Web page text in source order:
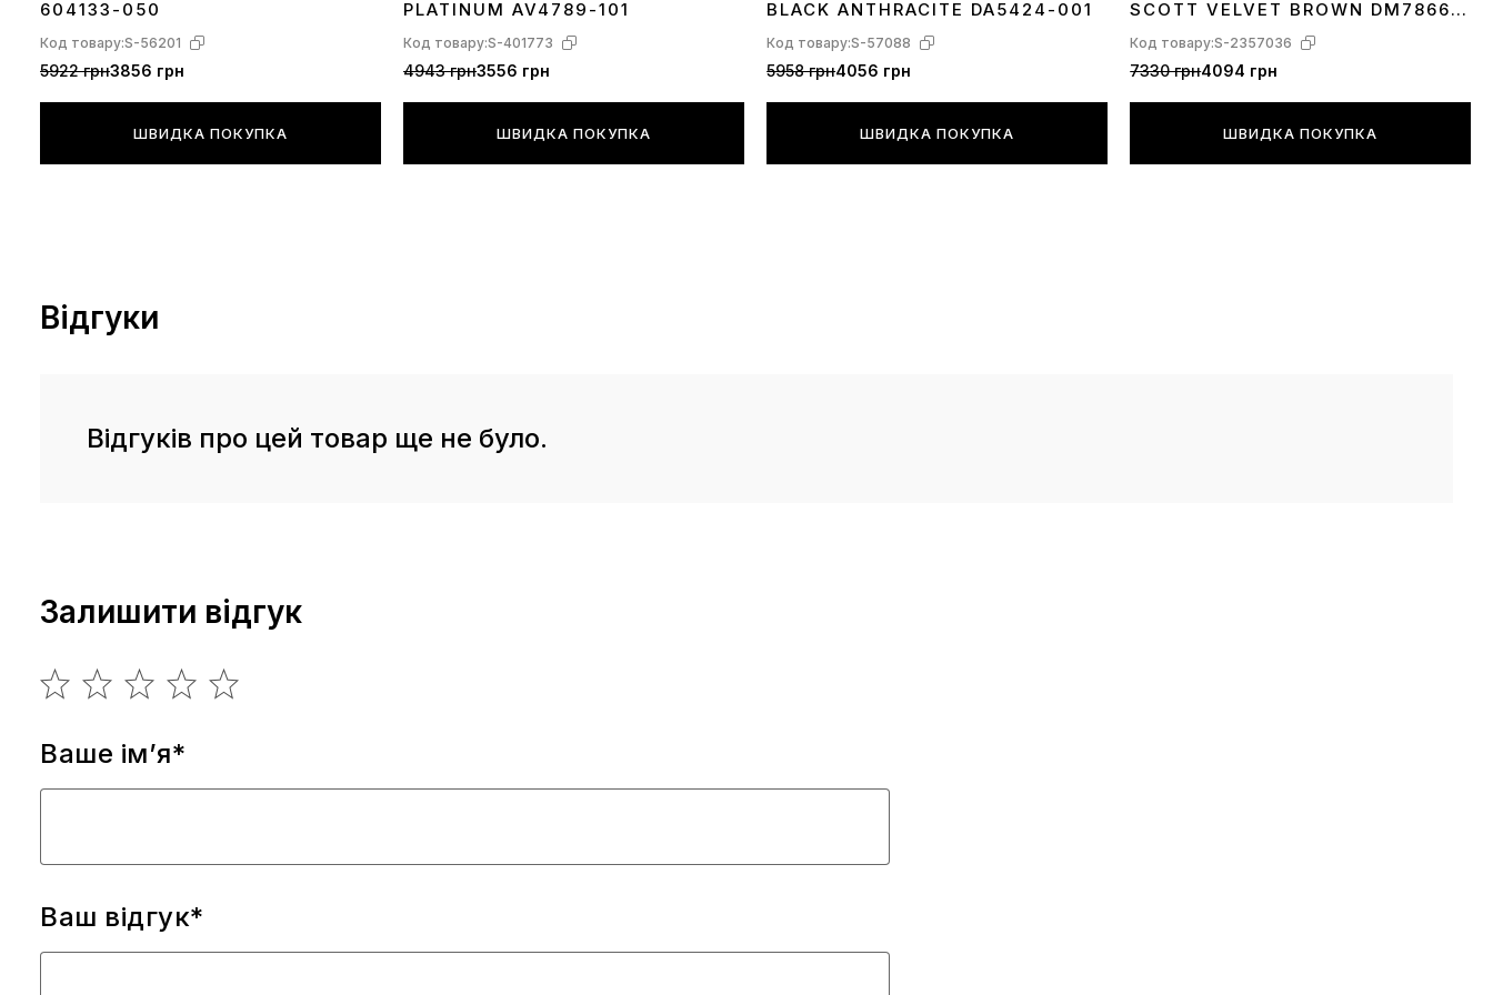
****У деяких моделей, в дизайні яких використовується
невеликий різноманітний принт, наприклад камуфляж хакі, або
кастомізовані хаотичні написи — розташування дрібних
елементів декору по площі виробу (наприклад велика кількість
604133-050
Код товару:S-56201
5922 грн3856 грн
ШВИДКА ПОКУПКА
PLATINUM AV4789-101
Код товару:S-401773
4943 грн3556 грн
ШВИДКА ПОКУПКА
BLACK ANTHRACITE DA5424-001
Код товару:S-57088
5958 грн4056 грн
ШВИДКА ПОКУПКА
SCOTT VELVET BROWN DM7866-
Код товару:S-2357036
7330 грн4094 грн
ШВИДКА ПОКУПКА
Відгуки
Відгуків про цей товар ще не було.
Залишити відгук
Ваше ім’я*
Ваш відгук*